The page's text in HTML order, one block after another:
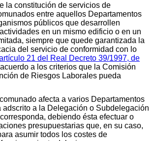
la constitución de servicios de
entre aquellos Departamentos
públicos que desarrollen
en un mismo edificio o en un
siempre que quede garantizada la
del servicio de conformidad con lo
21 del Real Decreto 39/1997, de
a los criterios que la Comisión
de Riesgos Laborales pueda
afecta a varios Departamentos
adscrito a la Delegación o Subdelegación
debiendo ésta efectuar o
presupuestarias que, en su caso,
asumir todos los costes de